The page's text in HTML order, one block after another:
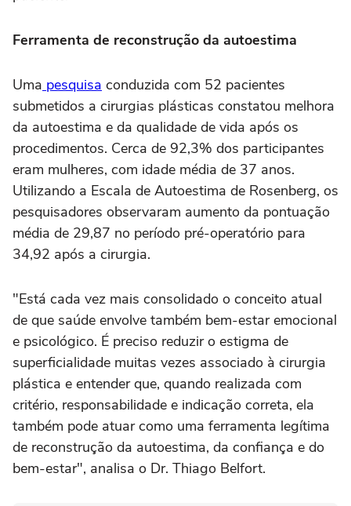
Ferramenta de reconstrução da autoestima
Uma pesquisa conduzida com 52 pacientes
submetidos a cirurgias plásticas constatou melhora
da autoestima e da qualidade de vida após os
procedimentos. Cerca de 92,3% dos participantes
eram mulheres, com idade média de 37 anos.
Utilizando a Escala de Autoestima de Rosenberg, os
pesquisadores observaram aumento da pontuação
média de 29,87 no período pré-operatório para
34,92 após a cirurgia.
"Está cada vez mais consolidado o conceito atual
de que saúde envolve também bem-estar emocional
e psicológico. É preciso reduzir o estigma de
superficialidade muitas vezes associado à cirurgia
plástica e entender que, quando realizada com
critério, responsabilidade e indicação correta, ela
também pode atuar como uma ferramenta legítima
de reconstrução da autoestima, da confiança e do
bem-estar", analisa o Dr. Thiago Belfort.